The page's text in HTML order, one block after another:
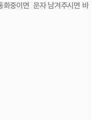
중이면  문자 남겨주시면 바